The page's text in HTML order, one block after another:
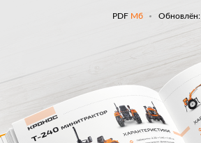
PDF Мб Обновлён: